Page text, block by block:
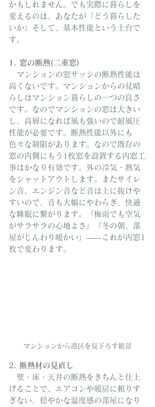
かもしれません。でも実際に暮らしを
変えるのは、あなたが「どう暮らした
いか」そして、基本性能という土台で
す。
1. 窓の断熱(二重窓)
マンションの窓サッシの断熱性能は
高くないです。マンションからの見晴
らしはマンション暮らしの一つの良さ
です。なのでマンションの窓は大きい
し、高層になれば風も強いので耐風圧
性能が必要です。断熱性能以外にも
色々な制限があります。なので既存の
窓の内側にもう1枚窓を設置する内窓工
事はかなり有効です。外の冷気・熱気
をシャットアウトします。またサイレ
ン音、エンジン音など音は上に抜けや
すいので、音も大幅にやわらぎ、快適
な睡眠に繋がります。「梅雨でも空気
がサラサラの心地よさ」「冬の朝、部
屋がじんわり暖かい」——これが内窓1
枚で変わります。
マンションから港区を見下ろす絶景
2. 断熱材の見直し
壁・床・天井の断熱をきちんと仕上
げることで、エアコンや暖房に頼りす
ぎない、穏やかな温度感の部屋になり